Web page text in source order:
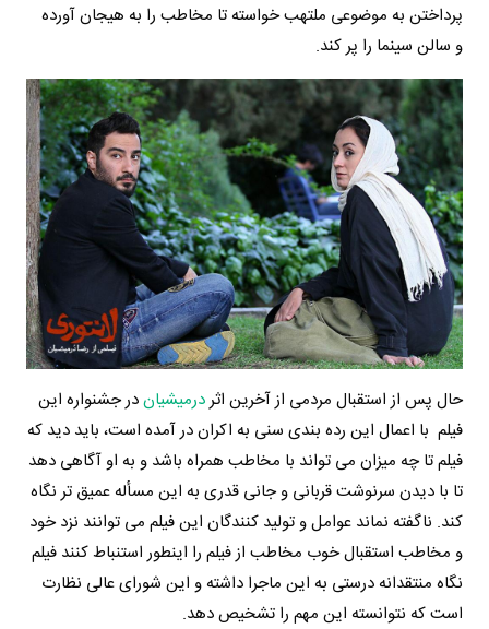
پرداختن به موضوعی ملتهب خواسته تا مخاطب را به هیجان آورده
و سالن سینما را پر کند.
حال پس از استقبال مردمی از آخرین اثردرمیشیاندر جشنواره این
فیلم با اعمال این رده بندی سنی به اکران در آمده است، باید دید که
فیلم تا چه میزان می تواند با مخاطب همراه باشد و به او آگاهی دهد
تا با دیدن سرنوشت قربانی و جانی قدری به این مسأله عمیق تر نگاه
کند. ناگفته نماند عوامل و تولید کنندگان این فیلم می توانند نزد خود
و مخاطب استقبال خوب مخاطب از فیلم را اینطور استنباط کنند فیلم
نگاه منتقدانه درستی به این ماجرا داشته و این شورای عالی نظارت
است که نتوانسته این مهم را تشخیص دهد.